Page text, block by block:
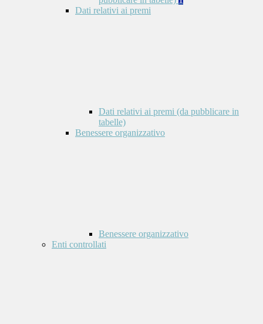
Dati relativi ai premi
Dati relativi ai premi (da pubblicare in
tabelle)
Benessere organizzativo
Benessere organizzativo
Enti controllati